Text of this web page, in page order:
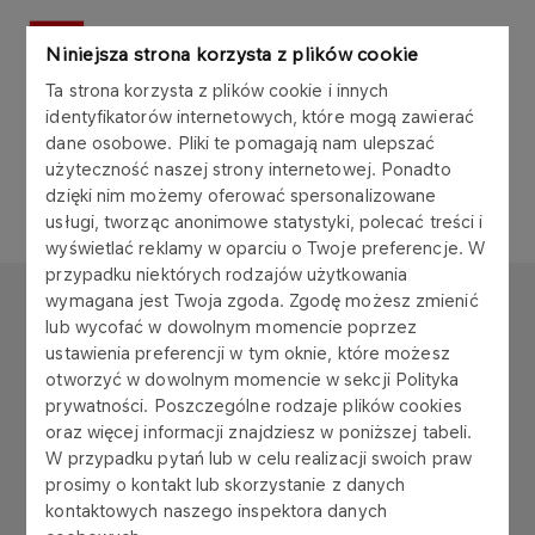
Niniejsza strona korzysta z plików cookie
Ta strona korzysta z plików cookie i innych
identyfikatorów internetowych, które mogą zawierać
dane osobowe. Pliki te pomagają nam ulepszać
użyteczność naszej strony internetowej. Ponadto
dzięki nim możemy oferować spersonalizowane
usługi, tworząc anonimowe statystyki, polecać treści i
wyświetlać reklamy w oparciu o Twoje preferencje. W
przypadku niektórych rodzajów użytkowania
wymagana jest Twoja zgoda. Zgodę możesz zmienić
lub wycofać w dowolnym momencie poprzez
ustawienia preferencji w tym oknie, które możesz
otworzyć w dowolnym momencie w sekcji Polityka
prywatności. Poszczególne rodzaje plików cookies
oraz więcej informacji znajdziesz w poniższej tabeli.
W przypadku pytań lub w celu realizacji swoich praw
prosimy o kontakt lub skorzystanie z danych
kontaktowych naszego inspektora danych
O firmie
ORLEN PETROBALTIC
Copyright © 2026
Wszystkie prawa zastrzeżone